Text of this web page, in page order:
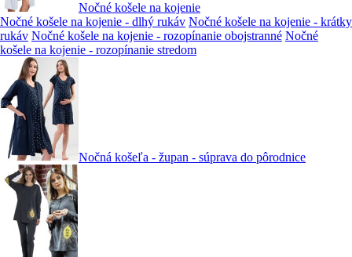
Nočné košele na kojenie
Nočné košele na kojenie - dlhý rukáv Nočné košele na kojenie - krátky
rukáv Nočné košele na kojenie - rozopínanie obojstranné Nočné
košele na kojenie - rozopínanie stredom
Nočná košeľa - župan - súprava do pôrodnice